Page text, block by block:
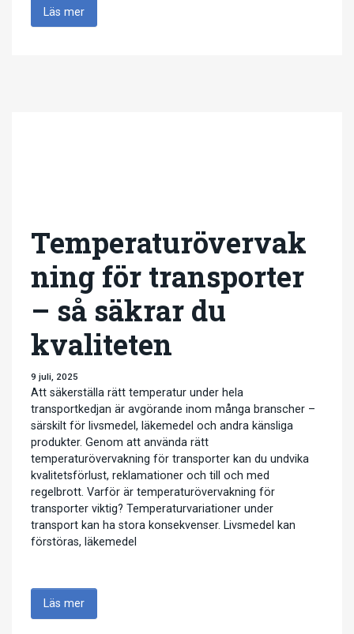
Läs mer
Temperaturövervak
ning för transporter
– så säkrar du
kvaliteten
9 juli, 2025
Att säkerställa rätt temperatur under hela
transportkedjan är avgörande inom många branscher –
särskilt för livsmedel, läkemedel och andra känsliga
produkter. Genom att använda rätt
temperaturövervakning för transporter kan du undvika
kvalitetsförlust, reklamationer och till och med
regelbrott. Varför är temperaturövervakning för
transporter viktig? Temperaturvariationer under
transport kan ha stora konsekvenser. Livsmedel kan
förstöras, läkemedel
Läs mer